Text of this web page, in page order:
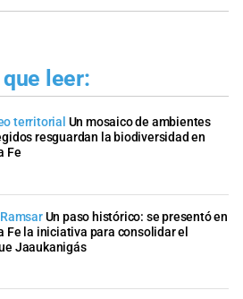
leer:
territorial Un mosaico de ambientes
resguardan la biodiversidad en
Fe
Un paso histórico: se presentó en
Fe la iniciativa para consolidar el
Jaaukanigás